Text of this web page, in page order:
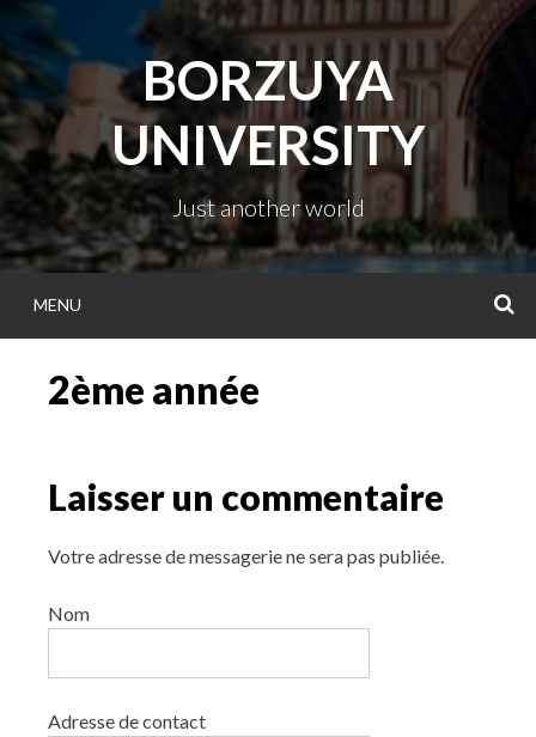
Passer
directement
au
contenu
BORZUYA
UNIVERSITY
Just another world
MENU
2ème année
Laisser un commentaire
Votre adresse de messagerie ne sera pas publiée.
Nom
Adresse de contact